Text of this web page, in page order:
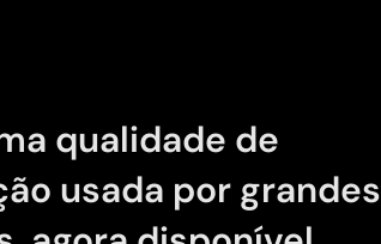
qualidade de
usada por grandes